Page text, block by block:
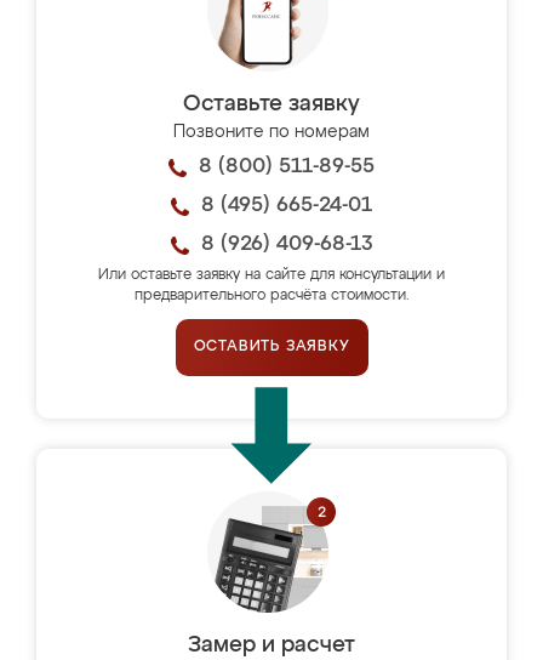
Оставьте заявку
Позвоните по номерам
8 (800) 511-89-55
8 (495) 665-24-01
8 (926) 409-68-13
Или оставьте заявку на сайте для консультации и
предварительного расчёта стоимости.
ОСТАВИТЬ ЗАЯВКУ
Замер и расчет